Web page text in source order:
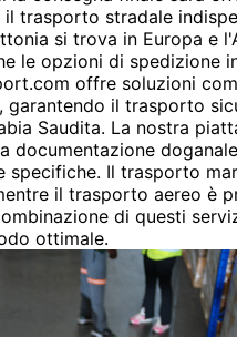
trasporto stradale
si trova in Europa e
le opzioni di spedizione
offre soluzioni
garantendo il trasporto
Saudita. La nostra
documentazione
Il trasporto
il trasporto aereo è
di questi
ottimale.